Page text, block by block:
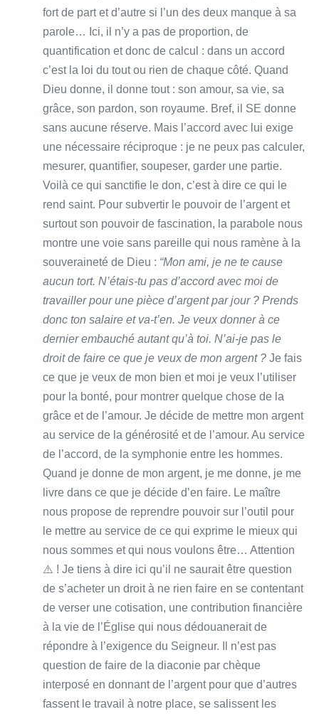
fort de part et d’autre si l’un des deux manque à sa
parole… Ici, il n’y a pas de proportion, de
quantification et donc de calcul : dans un accord
c’est la loi du tout ou rien de chaque côté. Quand
Dieu donne, il donne tout : son amour, sa vie, sa
grâce, son pardon, son royaume. Bref, il SE donne
sans aucune réserve. Mais l’accord avec lui exige
une nécessaire réciproque : je ne peux pas calculer,
mesurer, quantifier, soupeser, garder une partie.
Voilà ce qui sanctifie le don, c’est à dire ce qui le
rend saint. Pour subvertir le pouvoir de l’argent et
surtout son pouvoir de fascination, la parabole nous
montre une voie sans pareille qui nous ramène à la
souveraineté de Dieu : “Mon ami, je ne te cause
aucun tort. N’étais-tu pas d’accord avec moi de
travailler pour une pièce d’argent par jour ? Prends
donc ton salaire et va-t’en. Je veux donner à ce
dernier embauché autant qu’à toi. N’ai-je pas le
droit de faire ce que je veux de mon argent ? Je fais
ce que je veux de mon bien et moi je veux l’utiliser
pour la bonté, pour montrer quelque chose de la
grâce et de l’amour. Je décide de mettre mon argent
au service de la générosité et de l’amour. Au service
de l’accord, de la symphonie entre les hommes.
Quand je donne de mon argent, je me donne, je me
livre dans ce que je décide d’en faire. Le maître
nous propose de reprendre pouvoir sur l’outil pour
le mettre au service de ce qui exprime le mieux qui
nous sommes et qui nous voulons être… Attention
⚠️ ! Je tiens à dire ici qu’il ne saurait être question
de s’acheter un droit à ne rien faire en se contentant
de verser une cotisation, une contribution financière
à la vie de l’Église qui nous dédouanerait de
répondre à l’exigence du Seigneur. Il n’est pas
question de faire de la diaconie par chèque
interposé en donnant de l’argent pour que d’autres
fassent le travail à notre place, se salissent les